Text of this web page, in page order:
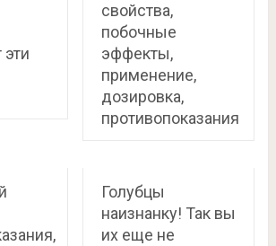
свойства,
побочные
эффекты,
применение,
дозировка,
противопоказания
Голубцы
наизнанку! Так вы
их еще не